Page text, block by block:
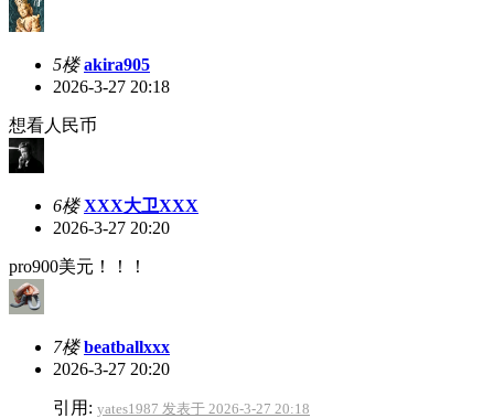
5楼 akira905
2026-3-27 20:18
想看人民币
6楼 XXX大卫XXX
2026-3-27 20:20
pro900美元！！！
7楼 beatballxxx
2026-3-27 20:20
引用: yates1987 发表于 2026-3-27 20:18